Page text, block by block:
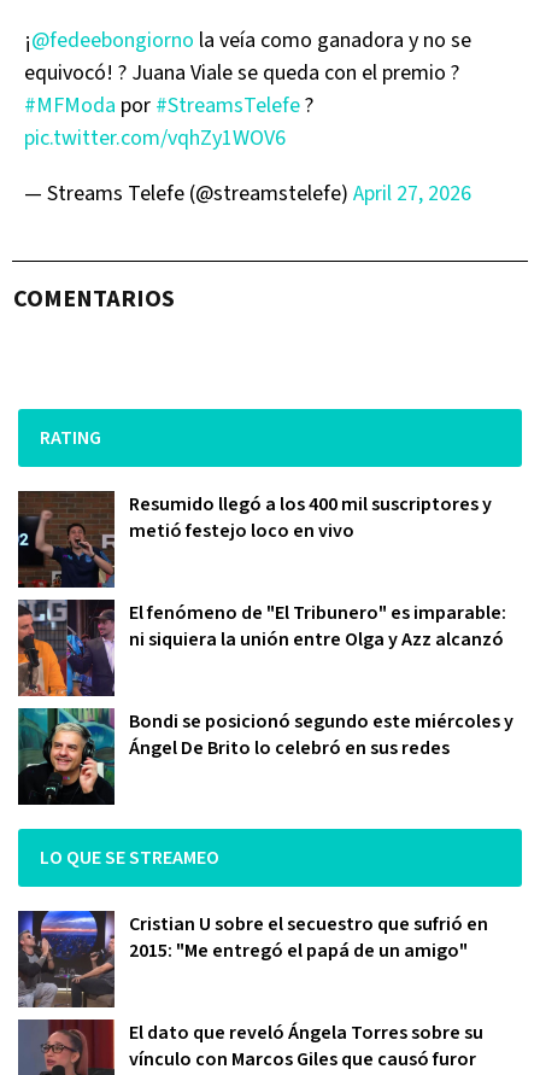
¡@fedeebongiorno la veía como ganadora y no se
equivocó! ? Juana Viale se queda con el premio ?
#MFModa por #StreamsTelefe?
pic.twitter.com/vqhZy1WOV6
— Streams Telefe (@streamstelefe) April 27, 2026
COMENTARIOS
RATING
Resumido llegó a los 400 mil suscriptores y
metió festejo loco en vivo
El fenómeno de "El Tribunero" es imparable:
ni siquiera la unión entre Olga y Azz alcanzó
Bondi se posicionó segundo este miércoles y
Ángel De Brito lo celebró en sus redes
LO QUE SE STREAMEO
Cristian U sobre el secuestro que sufrió en
2015: "Me entregó el papá de un amigo"
El dato que reveló Ángela Torres sobre su
vínculo con Marcos Giles que causó furor